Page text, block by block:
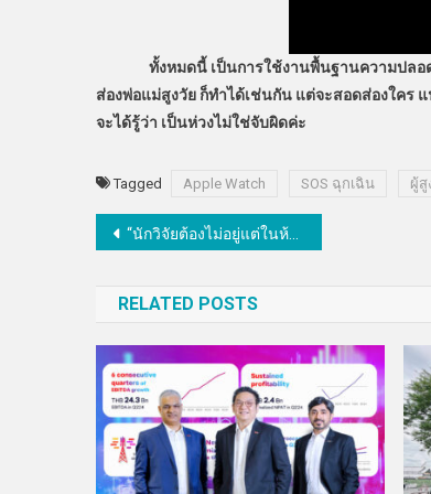
ทั้งหมดนี้ เป็นการใช้งานพื้นฐานความปล
ส่องพ่อแม่สูงวัย ก็ทำได้เช่นกัน แต่จะสอดส่องใคร
จะได้รู้ว่า เป็นห่วงไม่ใช่จับผิดค่ะ
Tagged Apple Watch SOS ฉุกเฉิน ผู้สู
แนะแนว
“นักวิจัยต้องไม่อยู่แต่ในห้องแลป แต่จะต้องเชื่อมโยงกับภาคธุรกิจ หรือ ภาคสังคม”
RELATED POSTS